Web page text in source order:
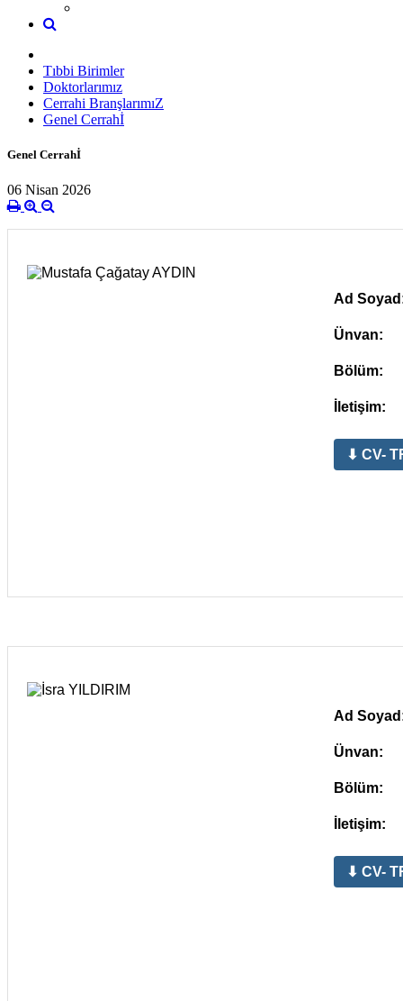
Tıbbi Birimler
Doktorlarımız
Cerrahi BranşlarımıZ
Genel Cerrahİ
Genel Cerrahİ
06 Nisan 2026
Ad
Ünvan:
Bölüm:
İletişim:
⬇ CV-
Ad
Ünvan:
Bölüm:
İletişim:
⬇ CV-